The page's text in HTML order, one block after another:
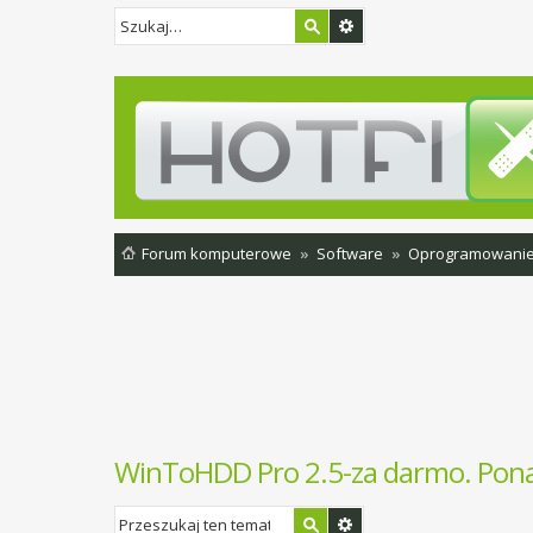
Forum komputerowe Software
WinToHDD Pro 2.5-za darmo.